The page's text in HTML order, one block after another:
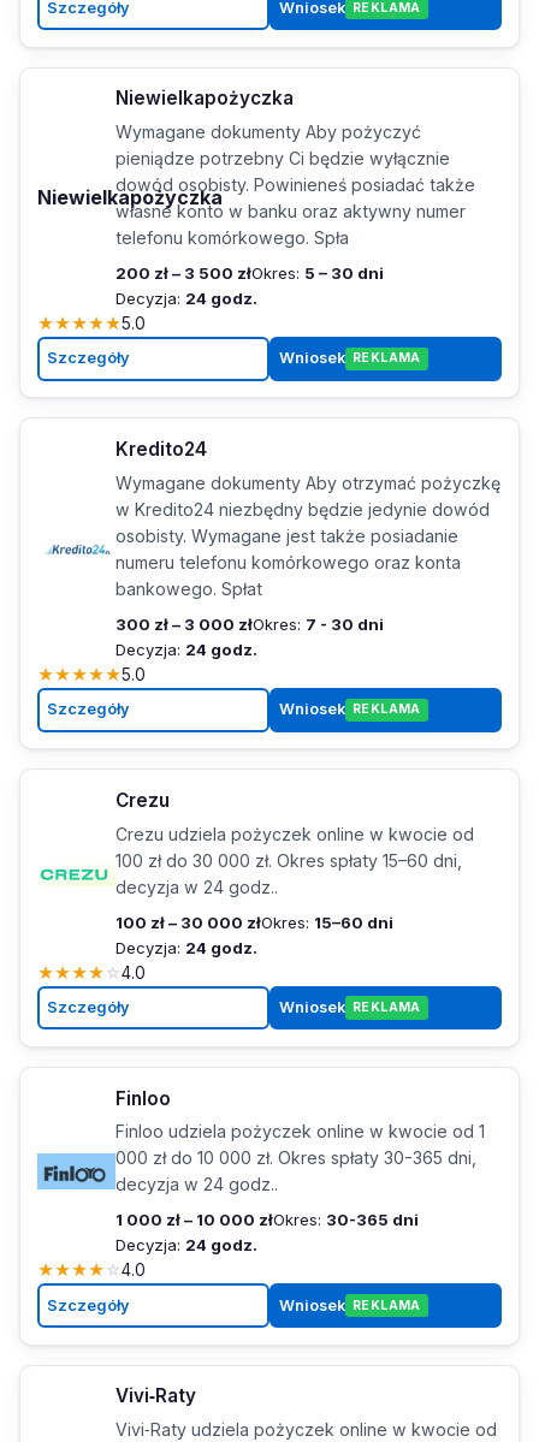
Szczegóły Wniosek REKLAMA
Niewielkapożyczka
Niewielkapożyczka
Wymagane dokumenty Aby pożyczyć
pieniądze potrzebny Ci będzie wyłącznie
dowód osobisty. Powinieneś posiadać także
własne konto w banku oraz aktywny numer
telefonu komórkowego. Spła
200 zł – 3 500 złOkres: 5 – 30 dni
Decyzja: 24 godz.
★★★★★5.0
Szczegóły Wniosek REKLAMA
Kredito24
Wymagane dokumenty Aby otrzymać pożyczkę
w Kredito24 niezbędny będzie jedynie dowód
osobisty. Wymagane jest także posiadanie
numeru telefonu komórkowego oraz konta
bankowego. Spłat
300 zł – 3 000 złOkres: 7 - 30 dni
Decyzja: 24 godz.
★★★★★5.0
Szczegóły Wniosek REKLAMA
Crezu
Crezu udziela pożyczek online w kwocie od
100 zł do 30 000 zł. Okres spłaty 15–60 dni,
decyzja w 24 godz..
100 zł – 30 000 złOkres: 15–60 dni
Decyzja: 24 godz.
★★★★☆4.0
Szczegóły Wniosek REKLAMA
Finloo
Finloo udziela pożyczek online w kwocie od 1
000 zł do 10 000 zł. Okres spłaty 30-365 dni,
decyzja w 24 godz..
1 000 zł – 10 000 złOkres: 30-365 dni
Decyzja: 24 godz.
★★★★☆4.0
Szczegóły Wniosek REKLAMA
Vivi‑Raty
Vivi‑Raty udziela pożyczek online w kwocie od